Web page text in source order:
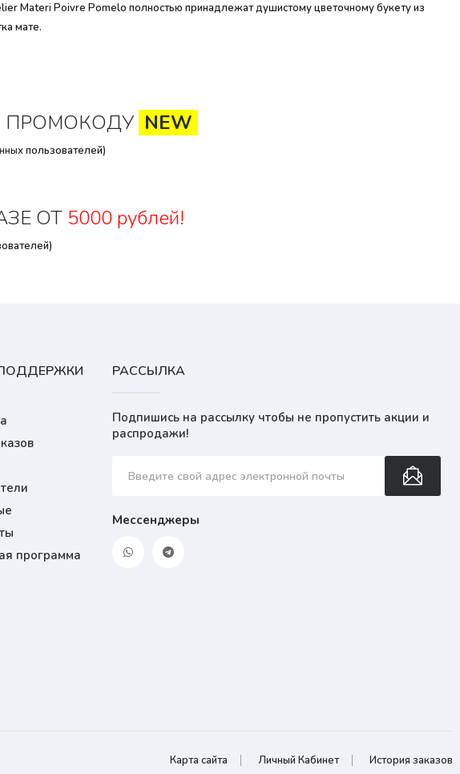
Materi Poivre Pomelo полностью принадлежат душистому цветочному букету из
мате.
ПРОМОКОДУ NEW
пользователей)
ОТ 5000 рублей!
программа
РАССЫЛКА
Подпишись на рассылку чтобы не пропустить акции и
распродажи!
Мессенджеры
Карта сайта Личный Кабинет История заказов